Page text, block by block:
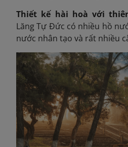
Thiết kế hài hoà với
Lăng Tự Đức có nhiều hồ
nước nhân tạo và rất nhiều